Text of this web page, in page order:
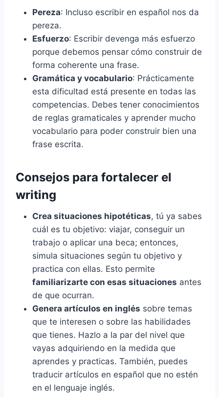
Pereza: Incluso escribir en español nos da
pereza.
Esfuerzo: Escribir devenga más esfuerzo
porque debemos pensar cómo construir de
forma coherente una frase.
Gramática y vocabulario: Prácticamente
esta dificultad está presente en todas las
competencias. Debes tener conocimientos
de reglas gramaticales y aprender mucho
vocabulario para poder construir bien una
frase escrita.
Consejos para fortalecer el
writing
Crea situaciones hipotéticas, tú ya sabes
cuál es tu objetivo: viajar, conseguir un
trabajo o aplicar una beca; entonces,
simula situaciones según tu objetivo y
practica con ellas. Esto permite
familiarizarte con esas situaciones antes
de que ocurran.
Genera artículos en inglés sobre temas
que te interesen o sobre las habilidades
que tienes. Hazlo a la par del nivel que
vayas adquiriendo en la medida que
aprendes y practicas. También, puedes
traducir artículos en español que no estén
en el lenguaje inglés.